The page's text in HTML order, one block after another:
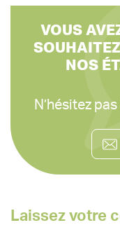
VOUS
NOS
N’hésitez
Laissez votre